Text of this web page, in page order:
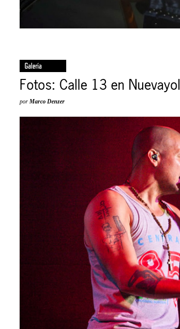
Galería
Fotos: Calle 13 en Nuevayol
porMarco Denzer